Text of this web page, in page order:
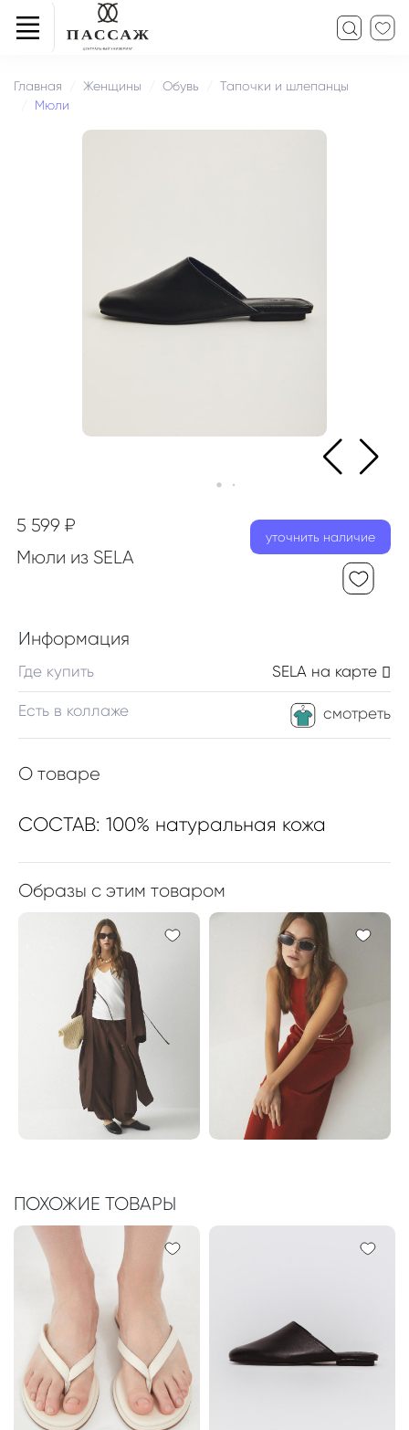
Главная Женщины Обувь
Тапочки и шлепанцы
Мюли
5 599 ₽
Мюли из SELA
уточнить наличие
Информация
SELA на карте
Где купить
смотреть
Есть в коллаже
О товаре
СОСТАВ: 100% натуральная кожа
Образы с этим товаром
ПОХОЖИЕ ТОВАРЫ